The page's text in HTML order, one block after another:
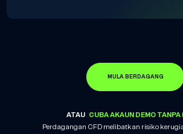
MULA BERDAGANG
ATAU CUBA AKAUN DEMO TANPA
Perdagangan CFD melibatkan risiko